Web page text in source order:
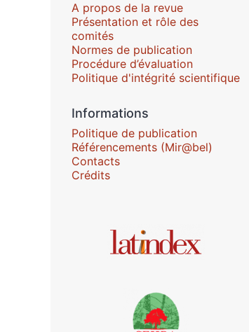
A propos de la revue
Présentation et rôle des
comités
Normes de publication
Procédure d’évaluation
Politique d'intégrité scientifique
Informations
Politique de publication
Référencements (Mir@bel)
Contacts
Crédits
Affiliations/partenaires